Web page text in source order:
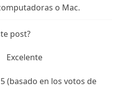
o Mac.
post?
Excelente
(basado en los votos de